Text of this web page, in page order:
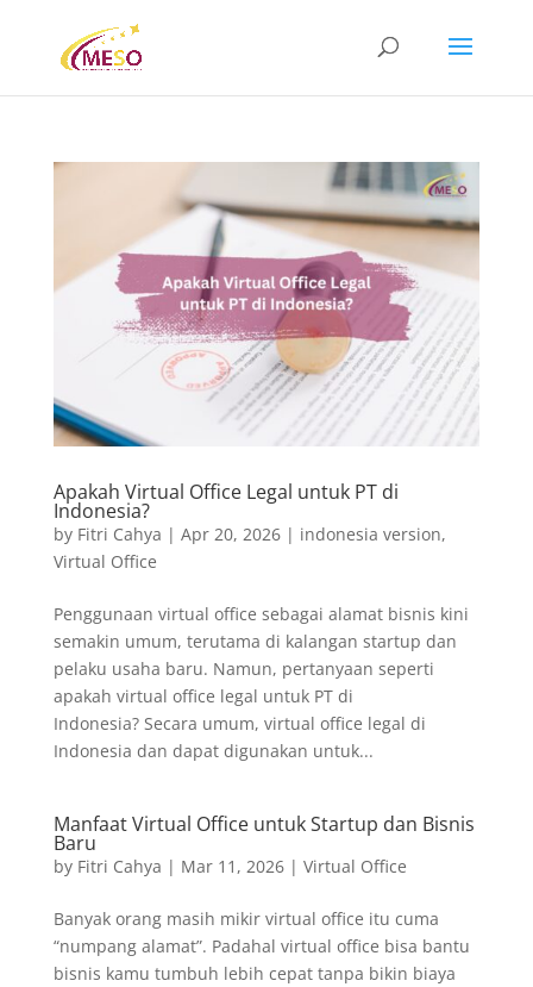
Apakah Virtual Office Legal untuk PT di
Indonesia?
by Fitri Cahya | Apr 20, 2026| indonesia version,
Virtual Office
Penggunaan virtual office sebagai alamat bisnis kini
semakin umum, terutama di kalangan startup dan
pelaku usaha baru. Namun, pertanyaan seperti
apakah virtual office legal untuk PT di
Indonesia? Secara umum, virtual office legal di
Indonesia dan dapat digunakan untuk...
Manfaat Virtual Office untuk Startup dan Bisnis
Baru
by Fitri Cahya | Mar 11, 2026| Virtual Office
Banyak orang masih mikir virtual office itu cuma
“numpang alamat”. Padahal virtual office bisa bantu
bisnis kamu tumbuh lebih cepat tanpa bikin biaya